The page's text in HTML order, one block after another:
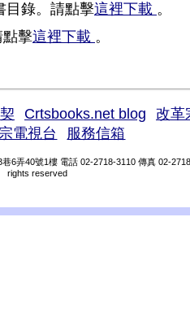
目錄。請點擊這裡下載 。
點擊這裡下載 。
Crtsbooks.net blog
改革
電視台 服務信箱
6弄40號1樓 電話 02-2718-3110 傳真 02-
rights reserved